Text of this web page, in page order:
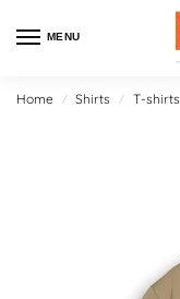
MENU
Home / Shirts / T-shirts